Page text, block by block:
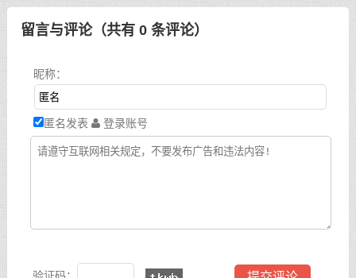
留言与评论（共有 0条评论）
昵称：
匿名发表 登录账号
验证码：